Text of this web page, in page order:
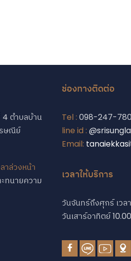
4 ตำบลบ้าน
รษณีย์
าล่วงหน้า
ทนายความ
ช่องทางติดต่อ
Tel : 098-247-
line id :
Email:
เวลาให้บริการ
วันจันทร์ถึงศุกร์ เวล
วันเสาร์อาทิตย์